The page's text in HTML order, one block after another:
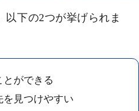
下の2つが挙げられま
ができる
を見つけやすい